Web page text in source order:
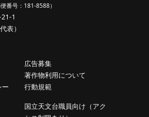
便番号：181-8588）
1
代表）
広告募集
著作物利用について
ー
行動規範
国立天文台職員向け（アク